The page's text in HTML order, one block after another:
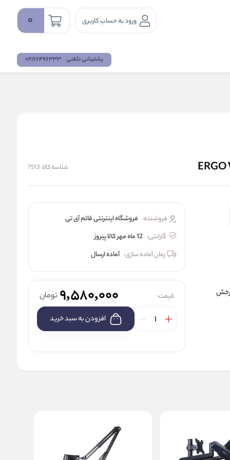
ورود به حساب کاربری 0
پشتیبانی تلفنی 02166496333
شناسه کالا: 7513
, چرخش
فروشنده: فروشگاه اینترنتی قائم آی تی
گارانتی: 12 ماه مهر کالا پیروز
زمان آماده سازی: آماده ارسال
قیمت: 9,580,000 تومان
افزودن به سبد خرید